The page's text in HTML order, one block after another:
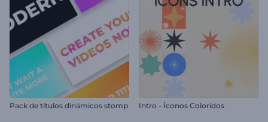
Pack de títulos dinámicos stomp Intro - Íconos Coloridos